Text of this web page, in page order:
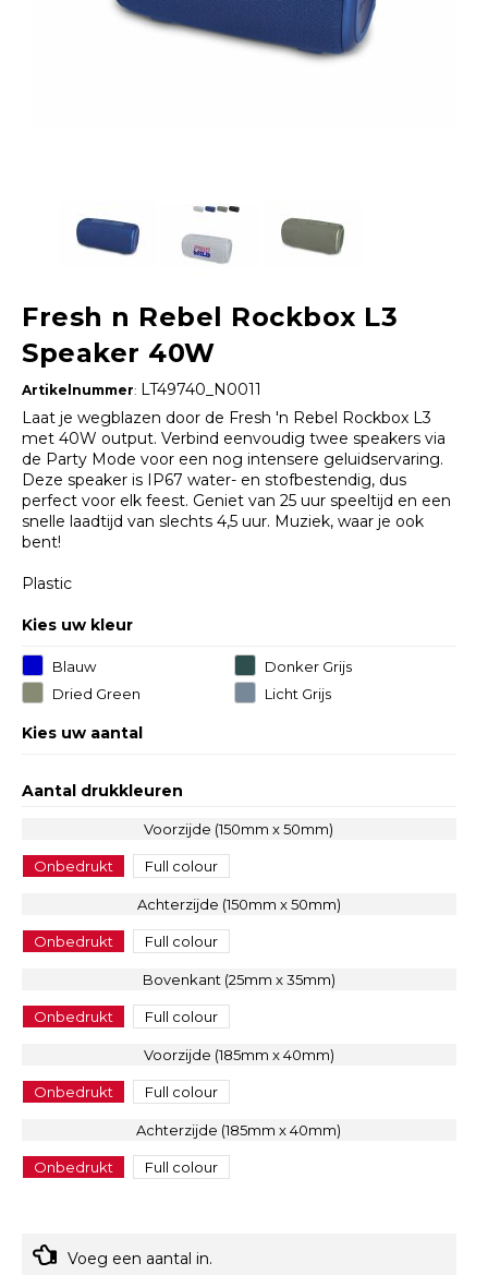
Fresh n Rebel Rockbox L3
Speaker 40W
Artikelnummer: LT49740_N0011
Laat je wegblazen door de Fresh 'n Rebel Rockbox L3
met 40W output. Verbind eenvoudig twee speakers via
de Party Mode voor een nog intensere geluidservaring.
Deze speaker is IP67 water- en stofbestendig, dus
perfect voor elk feest. Geniet van 25 uur speeltijd en een
snelle laadtijd van slechts 4,5 uur. Muziek, waar je ook
bent!
Plastic
Kies uw kleur
Blauw
Donker Grijs
Dried Green
Licht Grijs
Kies uw aantal
Aantal drukkleuren
Voorzijde (150mm x 50mm)
Onbedrukt Full colour
Achterzijde (150mm x 50mm)
Onbedrukt Full colour
Bovenkant (25mm x 35mm)
Onbedrukt Full colour
Voorzijde (185mm x 40mm)
Onbedrukt Full colour
Achterzijde (185mm x 40mm)
Onbedrukt Full colour
Voeg een aantal in.